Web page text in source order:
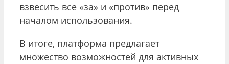
взвесить все «за» и «против» перед
началом использования.
В итоге, платформа предлагает
множество возможностей для активных